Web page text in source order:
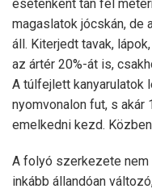
esetenként tán fél
magaslatok jócskán, de
áll. Kiterjedt tavak,
az ártér 20%-át is,
A túlfejlett kanyarulatok
nyomvonalon fut, s akár
emelkedni kezd.
A folyó szerkezete nem
inkább állandóan